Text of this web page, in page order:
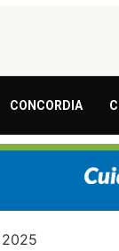
CONCORDIA